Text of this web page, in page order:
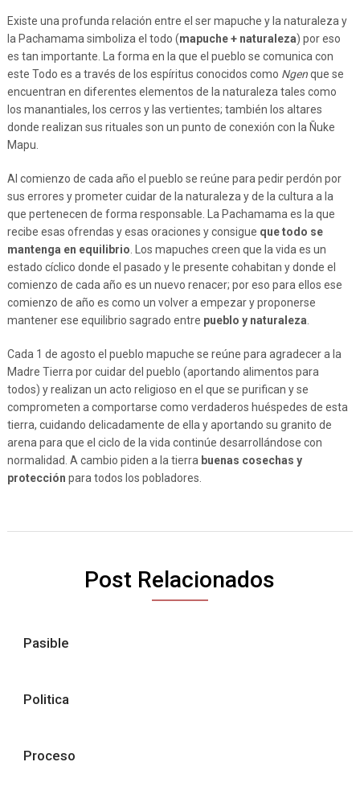
Existe una profunda relación entre el ser mapuche y la naturaleza y
la Pachamama simboliza el todo (mapuche + naturaleza) por eso
es tan importante. La forma en la que el pueblo se comunica con
este Todo es a través de los espíritus conocidos como Ngenque se
encuentran en diferentes elementos de la naturaleza tales como
los manantiales, los cerros y las vertientes; también los altares
donde realizan sus rituales son un punto de conexión con la Ñuke
Mapu.
Al comienzo de cada año el pueblo se reúne para pedir perdón por
sus errores y prometer cuidar de la naturaleza y de la cultura a la
que pertenecen de forma responsable. La Pachamama es la que
recibe esas ofrendas y esas oraciones y consigue que todo se
mantenga en equilibrio . Los mapuches creen que la vida es un
estado cíclico donde el pasado y le presente cohabitan y donde el
comienzo de cada año es un nuevo renacer; por eso para ellos ese
comienzo de año es como un volver a empezar y proponerse
mantener ese equilibrio sagrado entre pueblo y naturaleza
Cada 1 de agosto el pueblo mapuche se reúne para agradecer a la
Madre Tierra por cuidar del pueblo (aportando alimentos para
todos) y realizan un acto religioso en el que se purifican y se
comprometen a comportarse como verdaderos huéspedes de esta
tierra, cuidando delicadamente de ella y aportando su granito de
arena para que el ciclo de la vida continúe desarrollándose con
normalidad. A cambio piden a la tierra buenas cosechas y
protección para todos los pobladores.
Post Relacionados
Pasible
Politica
Proceso